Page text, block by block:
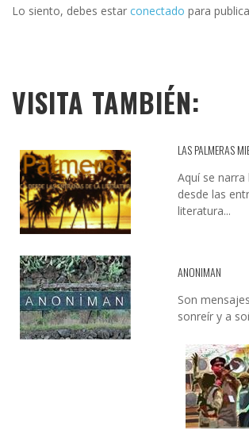
Lo siento, debes estar conectado para
VISITA TAMBIÉN:
LAS PALMERAS
Aquí se narra
desde las
literatura...
ANONIMAN
Son
sonreír y a